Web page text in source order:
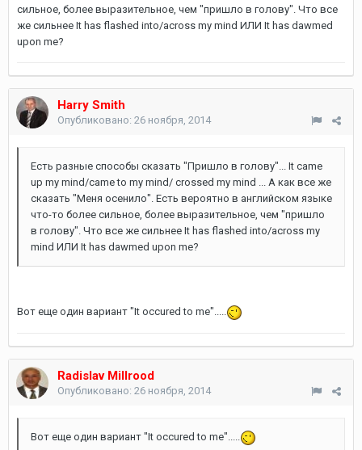
сильное, более выразительное, чем "пришло в голову". Что все
же сильнее It has flashed into/across my mind ИЛИ It has dawmed
upon me?
Harry Smith
Опубликовано: 26 ноября, 2014
Есть разные способы сказать "Пришло в голову"... It came
up my mind/came to my mind/ crossed my mind ... А как все же
сказать "Меня осенило". Есть вероятно в английском языке
что-то более сильное, более выразительное, чем "пришло
в голову". Что все же сильнее It has flashed into/across my
mind ИЛИ It has dawmed upon me?
Вот еще один вариант "It occured to me".....
Radislav Millrood
Опубликовано: 26 ноября, 2014
Вот еще один вариант "It occured to me".....